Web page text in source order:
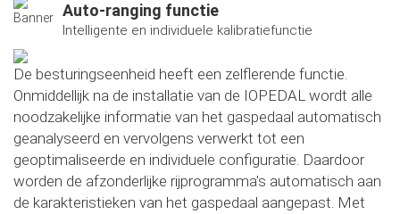
Auto-ranging functie
Intelligente en individuele kalibratiefunctie
De besturingseenheid heeft een zelflerende functie.
Onmiddellijk na de installatie van de IOPEDAL wordt alle
noodzakelijke informatie van het gaspedaal automatisch
geanalyseerd en vervolgens verwerkt tot een
geoptimaliseerde en individuele configuratie. Daardoor
worden de afzonderlijke rijprogramma's automatisch aan
de karakteristieken van het gaspedaal aangepast. Met